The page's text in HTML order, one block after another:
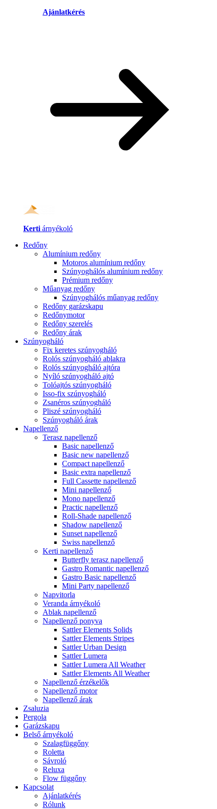
Ajánlatkérés
Kerti árnyékoló
Redőny
Alumínium redőny
Motoros alumínium redőny
Szúnyoghálós alumínium redőny
Prémium redőny
Műanyag redőny
Szúnyoghálós műanyag redőny
Redőny garázskapu
Redőnymotor
Redőny szerelés
Redőny árak
Szúnyogháló
Fix keretes szúnyogháló
Rolós szúnyogháló ablakra
Rolós szúnyogháló ajtóra
Nyíló szúnyogháló ajtó
Tolóajtós szúnyogháló
Isso-fix szúnyogháló
Zsanéros szúnyogháló
Pliszé szúnyogháló
Szúnyogháló árak
Napellenző
Terasz napellenző
Basic napellenző
Basic new napellenző
Compact napellenző
Basic extra napellenző
Full Cassette napellenző
Mini napellenző
Mono napellenző
Practic napellenző
Roll-Shade napellenző
Shadow napellenző
Sunset napellenző
Swiss napellenző
Kerti napellenző
Butterfly terasz napellenző
Gastro Romantic napellenző
Gastro Basic napellenző
Mini Party napellenző
Napvitorla
Veranda árnyékoló
Ablak napellenző
Napellenző ponyva
Sattler Elements Solids
Sattler Elements Stripes
Sattler Urban Design
Sattler Lumera
Sattler Lumera All Weather
Sattler Elements All Weather
Napellenző érzékelők
Napellenző motor
Napellenző árak
Zsaluzia
Pergola
Garázskapu
Belső árnyékoló
Szalagfüggőny
Roletta
Sávroló
Reluxa
Flow függőny
Kapcsolat
Ajánlatkérés
Rólunk